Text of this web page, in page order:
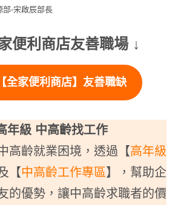
部-宋啟辰部長
便利商店友善職場 ↓
全家便利商店】友善職缺
年級 中高齡找工作
高齡就業困境，透過【高年級
【中高齡工作專區】，幫助企
的優勢，讓中高齡求職者的價